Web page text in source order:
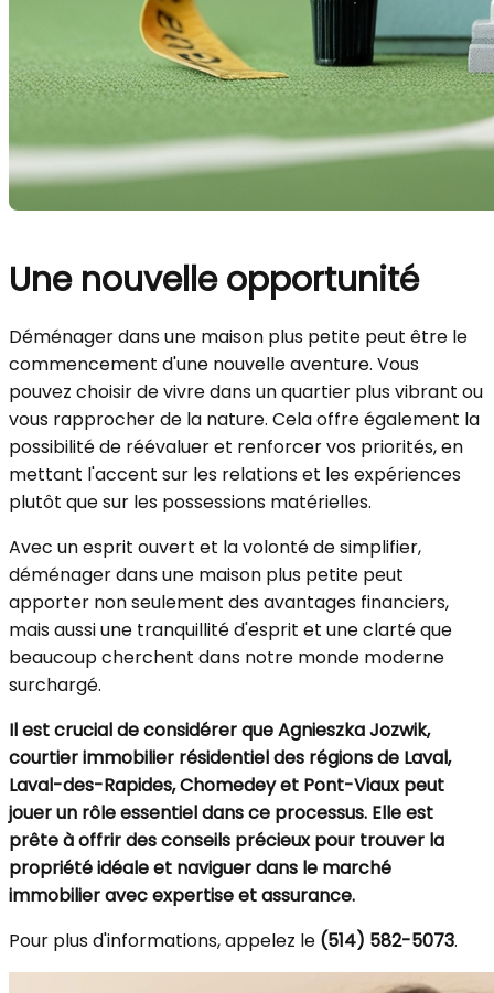
Une nouvelle opportunité
Déménager dans une maison plus petite peut être le
commencement d'une nouvelle aventure. Vous
pouvez choisir de vivre dans un quartier plus vibrant ou
vous rapprocher de la nature. Cela offre également la
possibilité de réévaluer et renforcer vos priorités, en
mettant l'accent sur les relations et les expériences
plutôt que sur les possessions matérielles.
Avec un esprit ouvert et la volonté de simplifier,
déménager dans une maison plus petite peut
apporter non seulement des avantages financiers,
mais aussi une tranquillité d'esprit et une clarté que
beaucoup cherchent dans notre monde moderne
surchargé.
Il est crucial de considérer queAgnieszka Jozwik,
courtier immobilier résidentieldes régions de Laval,
Laval-des-Rapides, Chomedey et Pont-Viaux peut
jouer un rôle essentiel dans ce processus. Elle est
prête à offrir des conseils précieux pour trouver la
propriété idéale et naviguer dans le marché
immobilier avec expertise et assurance.
Pour plus d'informations, appelez le (514) 582-5073.